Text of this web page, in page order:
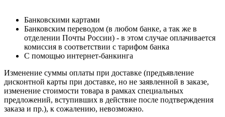
Банковскими картами
Банковским переводом (в любом банке, а так же в
отделении Почты России) - в этом случае оплачивается
комиссия в соответствии с тарифом банка
С помощью интернет-банкинга
Изменение суммы оплаты при доставке (предъявление
дисконтной карты при доставке, но не заявленной в заказе,
изменение стоимости товара в рамках специальных
предложений, вступивших в действие после подтверждения
заказа и пр.), к сожалению, невозможно.